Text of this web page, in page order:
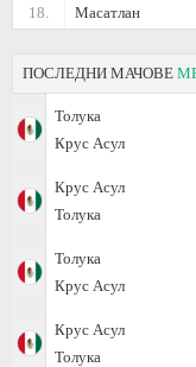
18.
Масатлан
ПОСЛЕДНИ МАЧОВЕ
Толука
Крус Асул
Крус Асул
Толука
Толука
Крус Асул
Крус Асул
Толука